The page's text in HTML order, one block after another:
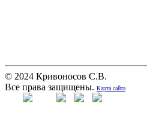
© 2024 Кривоносов С.В.
Все права защищены. Карта сайта